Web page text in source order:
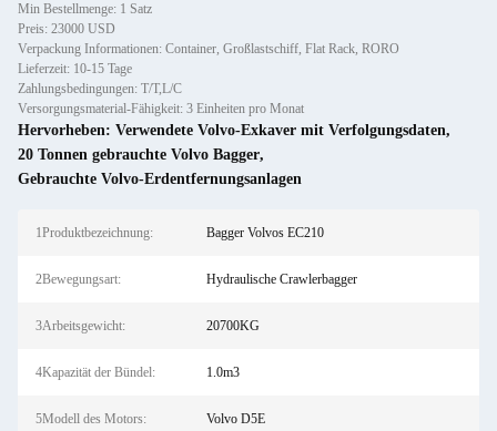
Min Bestellmenge: 1 Satz
Preis: 23000 USD
Verpackung Informationen: Container, Großlastschiff, Flat Rack, RORO
Lieferzeit: 10-15 Tage
Zahlungsbedingungen: T/T,L/C
Versorgungsmaterial-Fähigkeit: 3 Einheiten pro Monat
Hervorheben: Verwendete Volvo-Exkaver mit Verfolgungsdaten,
20 Tonnen gebrauchte Volvo Bagger,
Gebrauchte Volvo-Erdentfernungsanlagen
1Produktbezeichnung: Bagger Volvos EC210
2Bewegungsart: Hydraulische Crawlerbagger
3Arbeitsgewicht: 20700KG
4Kapazität der Bündel: 1.0m3
5Modell des Motors: Volvo D5E